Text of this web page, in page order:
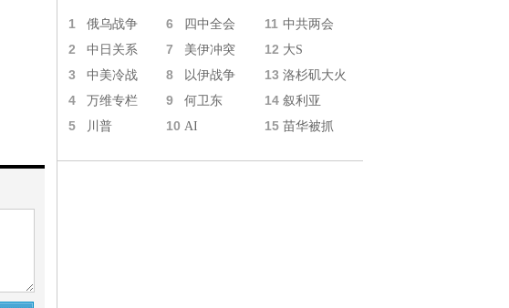
1 俄乌战争 6 四中全会 11 中共两会
2 中日关系 7 美伊冲突 12 大S
3 中美冷战 8 以伊战争 13 洛杉矶大火
4 万维专栏 9 何卫东 14 叙利亚
5 川普 10 AI 15 苗华被抓